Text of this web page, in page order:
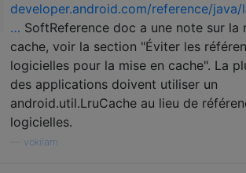
final Handler handler = new Handler()
@Override
public
void handleMessage(Message
imageView
. setImageDrawable((
}
};
developer.android.com/reference/
… SoftReference doc a une note sur la
cache, voir la section "Éviter les
logicielles pour la mise en cache". La
des applications doivent utiliser un
android.util.LruCache au lieu de
logicielles.
vokilam